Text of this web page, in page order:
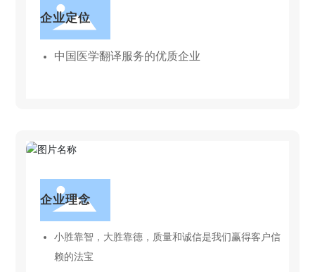
企业定位
中国医学翻译服务的优质企业
企业理念
小胜靠智，大胜靠德，质量和诚信是我们赢得客户信
赖的法宝